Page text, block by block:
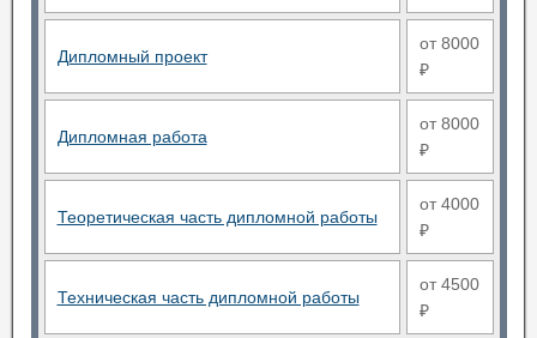
Дипломный проект
от 8000
₽
Дипломная работа
от 8000
₽
Теоретическая часть дипломной работы
от 4000
₽
Техническая часть дипломной работы
от 4500
₽